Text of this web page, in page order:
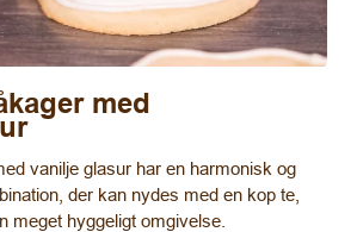
med
vanilje glasur har en harmonisk og
der kan nydes med en kop te,
meget hyggeligt omgivelse.